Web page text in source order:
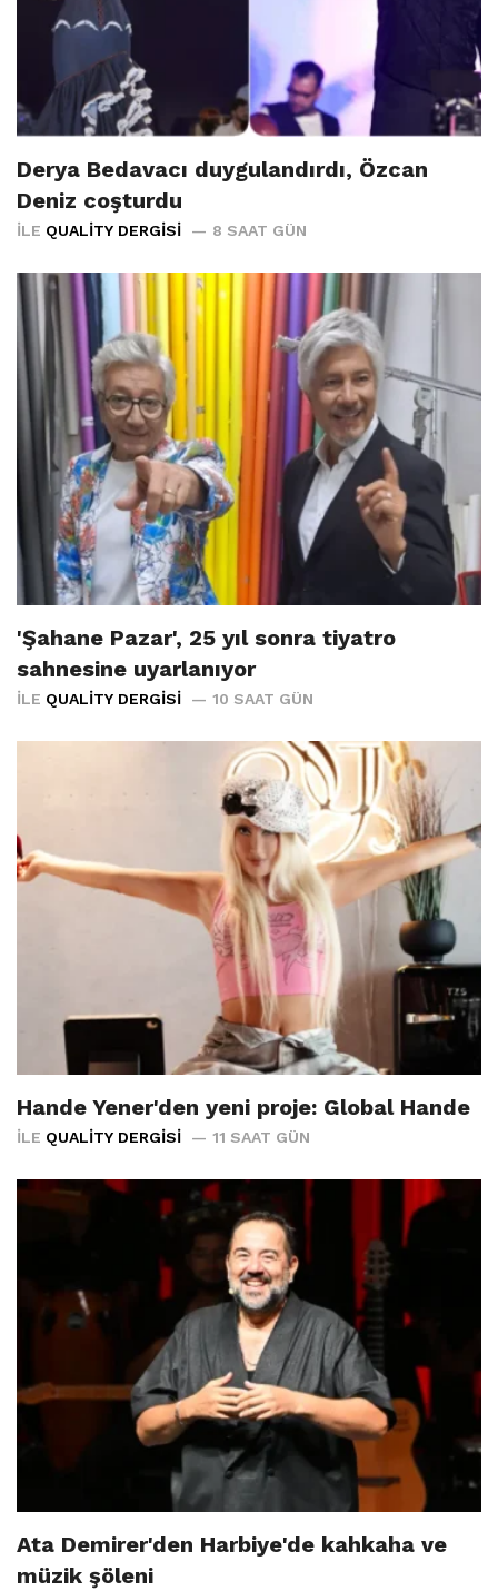
Derya Bedavacı duygulandırdı, Özcan
Deniz coşturdu
İLE QUALITY DERGISI 8 SAAT GÜN
'Şahane Pazar', 25 yıl sonra tiyatro
sahnesine uyarlanıyor
İLE QUALITY DERGISI 10 SAAT GÜN
Hande Yener'den yeni proje: Global Hande
İLE QUALITY DERGISI 11 SAAT GÜN
Ata Demirer'den Harbiye'de kahkaha ve
müzik şöleni